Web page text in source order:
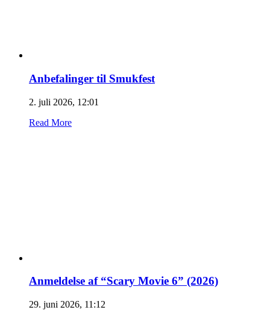
Anbefalinger til Smukfest
2. juli 2026, 12:01
Read More
Anmeldelse af “Scary Movie 6” (2026)
29. juni 2026, 11:12